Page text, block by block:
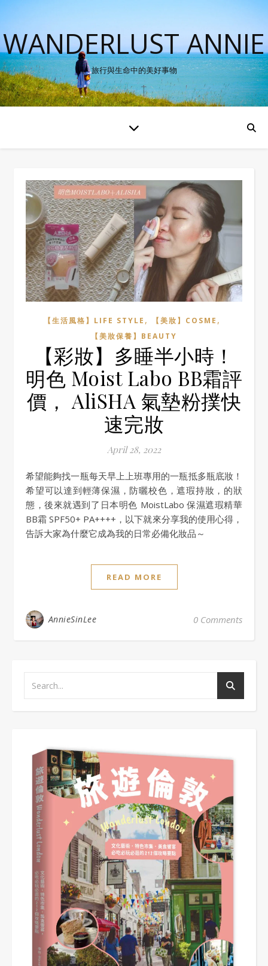
WANDERLUST ANNIE
旅行與生命中的美好事物
【生活風格】LIFE STYLE , 【美妝】COSME ,
【美妝保養】BEAUTY
【彩妝】多睡半小時！
明色 Moist Labo BB霜評
價， AliSHA 氣墊粉撲快
速完妝
April 28, 2022
希望能夠找一瓶每天早上上班專用的一瓶抵多瓶底妝！
希望可以達到輕薄保濕，防曬校色，遮瑕持妝，的狀
態，後來就遇到了日本明色 MoistLabo 保濕遮瑕精華
BB霜 SPF50+ PA++++，以下就來分享我的使用心得，
告訴大家為什麼它成為我的日常必備化妝品～
READ MORE
AnnieSinLee 0 Comments